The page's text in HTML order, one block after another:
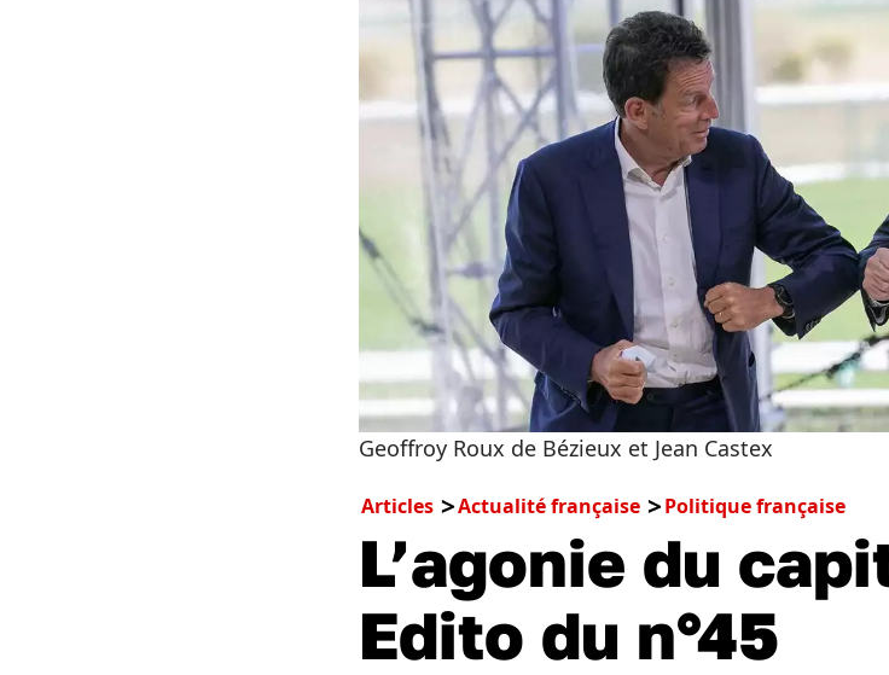
Geoffroy Roux de Bézieux et Jean Castex
Articles Actualité française Politique française
L’agonie du
Edito du n°45